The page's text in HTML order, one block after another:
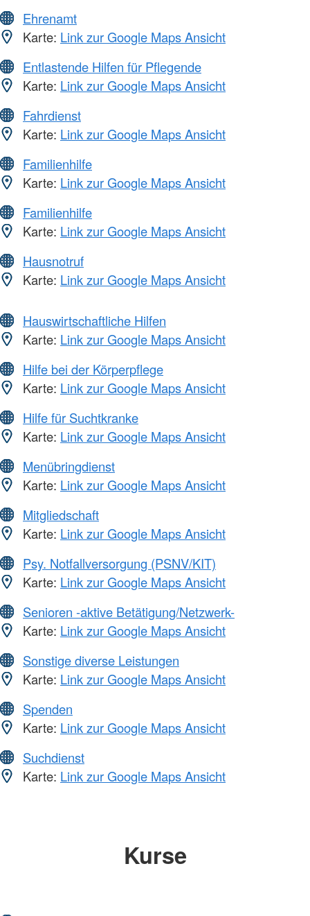
Ehrenamt
Karte: Link zur Google Maps Ansicht
Entlastende Hilfen für Pflegende
Karte: Link zur Google Maps Ansicht
Fahrdienst
Karte: Link zur Google Maps Ansicht
Familienhilfe
Karte: Link zur Google Maps Ansicht
Familienhilfe
Karte: Link zur Google Maps Ansicht
Hausnotruf
Karte: Link zur Google Maps Ansicht
Hauswirtschaftliche Hilfen
Karte: Link zur Google Maps Ansicht
Hilfe bei der Körperpflege
Karte: Link zur Google Maps Ansicht
Hilfe für Suchtkranke
Karte: Link zur Google Maps Ansicht
Menübringdienst
Karte: Link zur Google Maps Ansicht
Mitgliedschaft
Karte: Link zur Google Maps Ansicht
Psy. Notfallversorgung (PSNV/KIT)
Karte: Link zur Google Maps Ansicht
Senioren -aktive Betätigung/Netzwerk-
Karte: Link zur Google Maps Ansicht
Sonstige diverse Leistungen
Karte: Link zur Google Maps Ansicht
Spenden
Karte: Link zur Google Maps Ansicht
Suchdienst
Karte: Link zur Google Maps Ansicht
Kurse